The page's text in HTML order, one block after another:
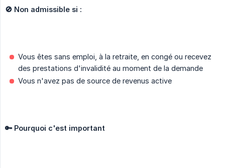
🚫 Non admissible si :
Vous êtes sans emploi, à la retraite, en congé ou recevez
des prestations d'invalidité au moment de la demande
Vous n'avez pas de source de revenus active
🔑 Pourquoi c'est important